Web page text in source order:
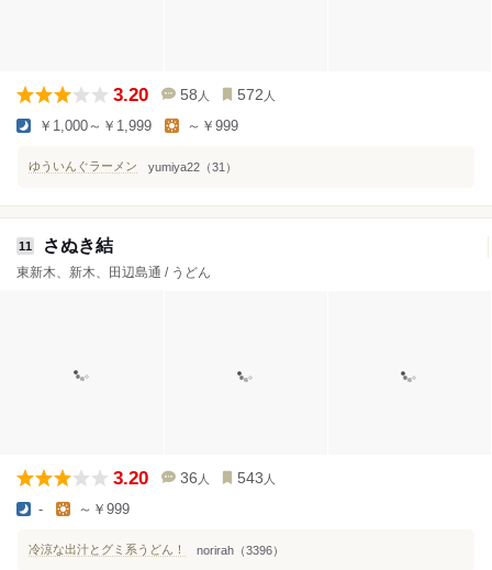
3.20 58 人 572 人
￥1,000～￥1,999 ～￥999
ゆういんぐラーメン yumiya22（31）
11 さぬき結
東新木、新木、田辺島通 / うどん
3.20 36 人 543 人
- ～￥999
冷涼な出汁とグミ系うどん！ norirah（3396）